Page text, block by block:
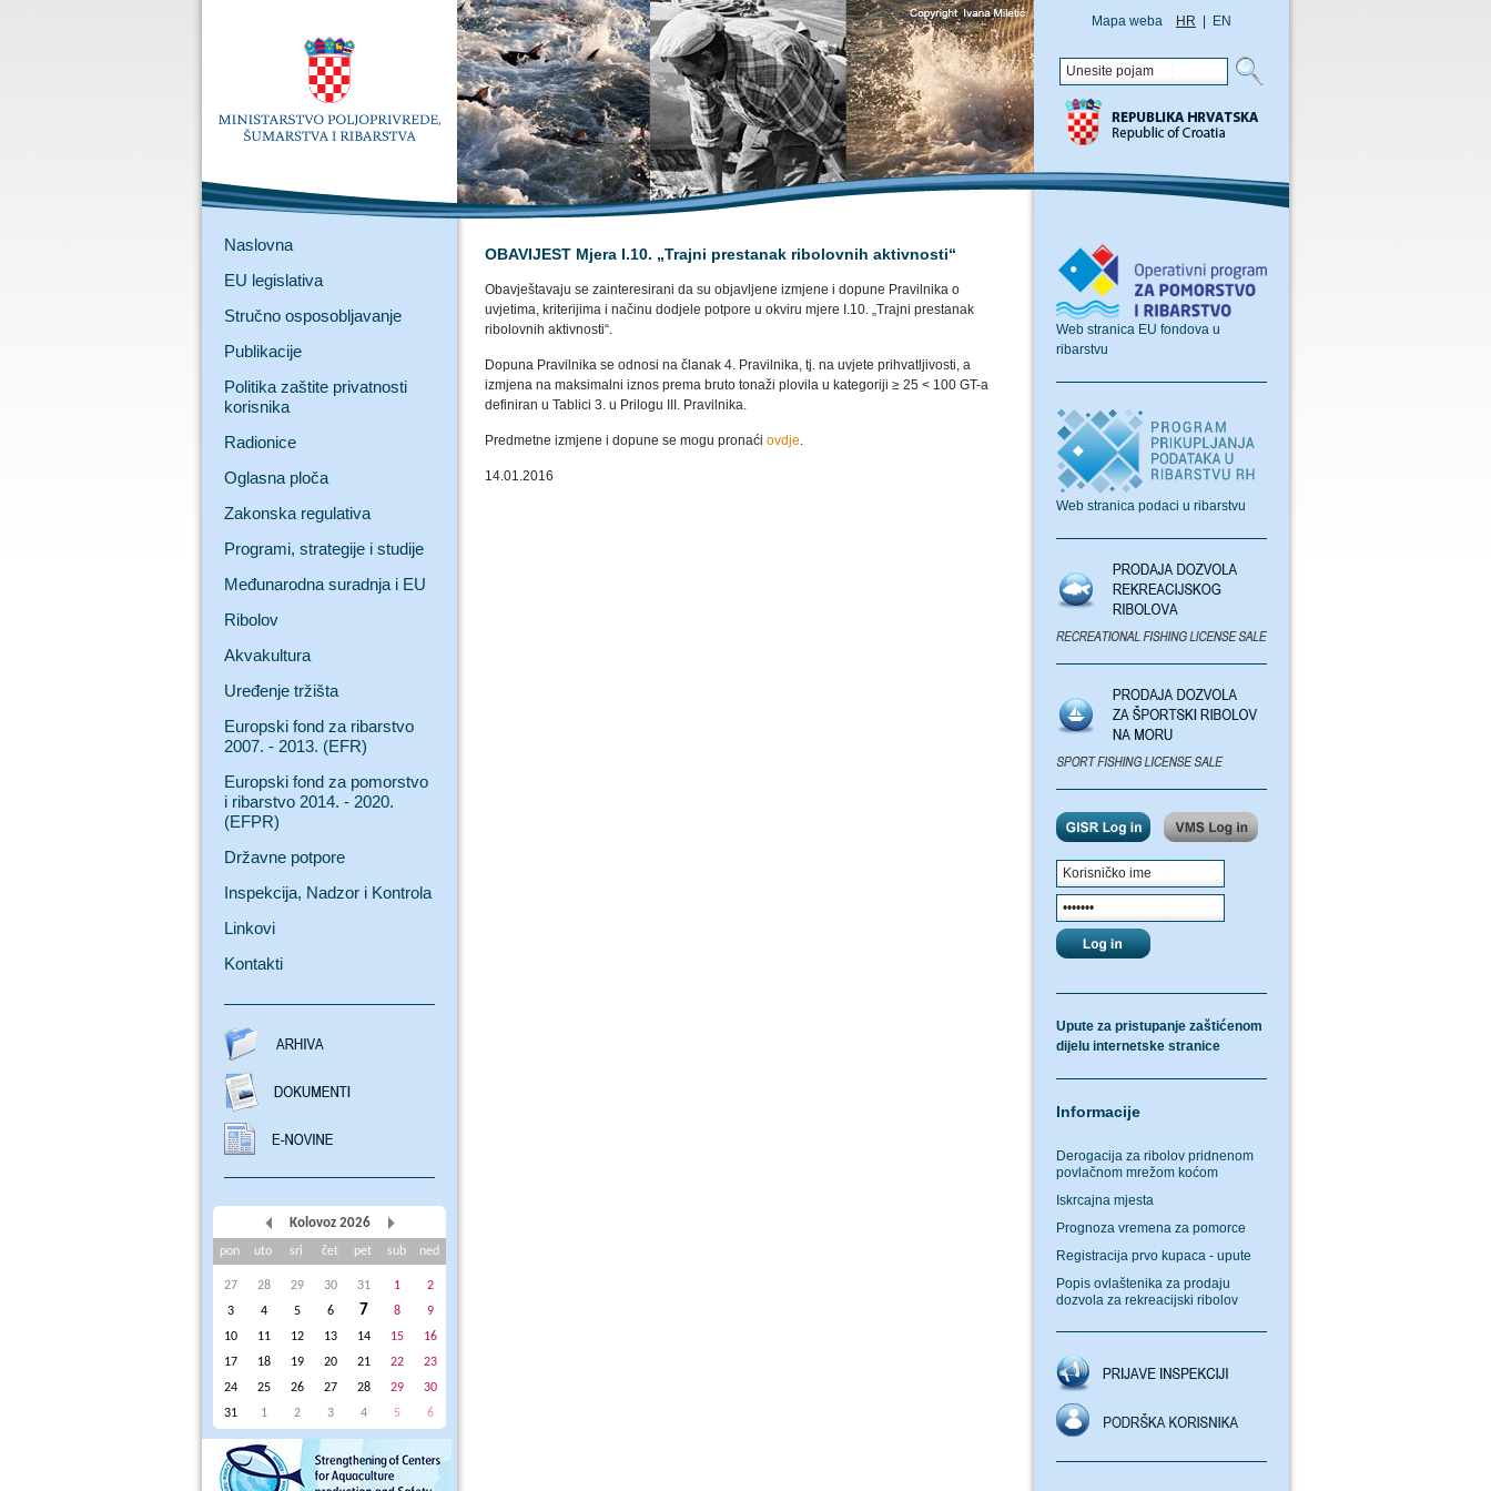
Mapa weba HR EN
Naslovna
EU legislativa
Stručno osposobljavanje
Publikacije
Politika zaštite privatnosti
korisnika
Radionice
Oglasna ploča
Zakonska regulativa
Programi, strategije i studije
Međunarodna suradnja i EU
Ribolov
Akvakultura
Uređenje tržišta
Europski fond za ribarstvo
2007. - 2013. (EFR)
Europski fond za pomorstvo
i ribarstvo 2014. - 2020.
(EFPR)
Državne potpore
Inspekcija, Nadzor i Kontrola
Linkovi
Kontakti
Kolovoz 2026
pon uto sri čet pet sub ned
27 28 29 30 31 1
2
3
4 5 6 7 8
9
10
11 12 13 14 15
16
17
18 19 20 21 22
23
24
25 26 27 28 29
30
31
1 2 3 4 5 6
OBAVIJEST Mjera I.10. „Trajni prestanak ribolovnih aktivnosti“
Obavještavaju se zainteresirani da su objavljene izmjene i dopune Pravilnika o
uvjetima, kriterijima i načinu dodjele potpore u okviru mjere I.10. „Trajni prestanak
ribolovnih aktivnosti“.
Dopuna Pravilnika se odnosi na članak 4. Pravilnika, tj. na uvjete prihvatljivosti, a
izmjena na maksimalni iznos prema bruto tonaži plovila u kategoriji ≥ 25 < 100 GT-a
definiran u Tablici 3. u Prilogu III. Pravilnika.
Predmetne izmjene i dopune se mogu pronaći ovdje.
14.01.2016
Web stranica EU fondova u
ribarstvu
Web stranica podaci u ribarstvu
Upute za pristupanje zaštićenom
dijelu internetske stranice
Informacije
Derogacija za ribolov pridnenom
povlačnom mrežom koćom
Iskrcajna mjesta
Prognoza vremena za pomorce
Registracija prvo kupaca - upute
Popis ovlaštenika za prodaju
dozvola za rekreacijski ribolov